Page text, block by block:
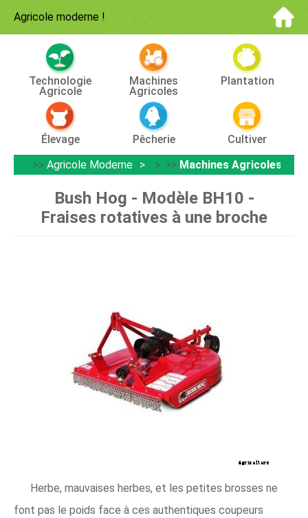
Agricole moderne !
Technologie
Agricole
Machines
Agricoles
Plantation
Élevage Pêcherie
Cultiver
>> Agricole Moderne > >> Machines Agricoles
Bush Hog - Modèle BH10 -
Fraises rotatives à une broche
Herbe, mauvaises herbes, et les petites brosses ne
font pas le poids face à ces authentiques coupeurs